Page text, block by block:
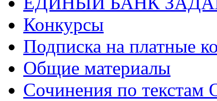
Конкурсы
Подписка на платные
Общие материалы
Сочинения по текстам